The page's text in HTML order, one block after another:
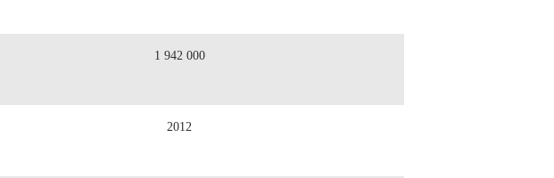
1 942 000
2012